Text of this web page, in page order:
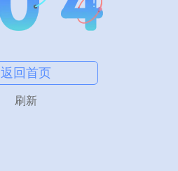
刷新
返回首页